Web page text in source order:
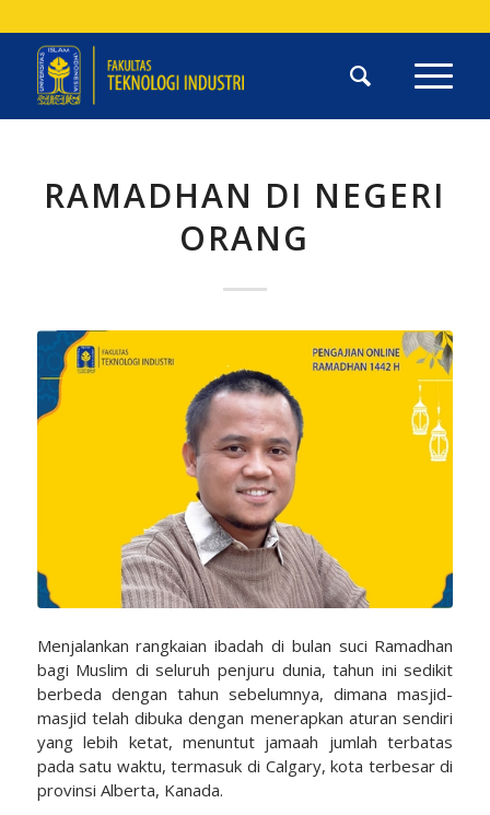
RAMADHAN DI NEGERI
ORANG
Menjalankan rangkaian ibadah di bulan suci Ramadhan
bagi Muslim di seluruh penjuru dunia, tahun ini sedikit
berbeda dengan tahun sebelumnya, dimana masjid-
masjid telah dibuka dengan menerapkan aturan sendiri
yang lebih ketat, menuntut jamaah jumlah terbatas
pada satu waktu, termasuk di Calgary, kota terbesar di
provinsi Alberta, Kanada.